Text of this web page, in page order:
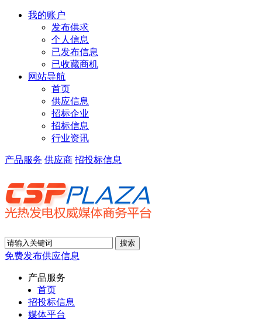
我的账户
发布供求
个人信息
已发布信息
已收藏商机
网站导航
首页
供应信息
招标企业
招标信息
行业资讯
产品服务 供应商 招投标信息
免费发布供应信息
产品服务
首页
招投标信息
媒体平台